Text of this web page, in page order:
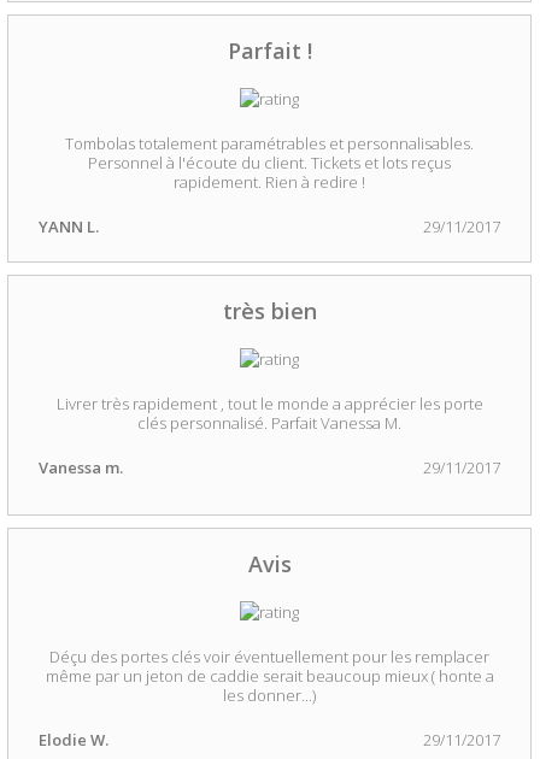
Parfait !
Tombolas totalement paramétrables et personnalisables.
Personnel à l'écoute du client. Tickets et lots reçus
rapidement. Rien à redire !
YANN L. 29/11/2017
très bien
Livrer très rapidement , tout le monde a apprécier les porte
clés personnalisé. Parfait Vanessa M.
Vanessa m. 29/11/2017
Avis
Déçu des portes clés voir éventuellement pour les remplacer
même par un jeton de caddie serait beaucoup mieux ( honte a
les donner...)
Elodie W. 29/11/2017